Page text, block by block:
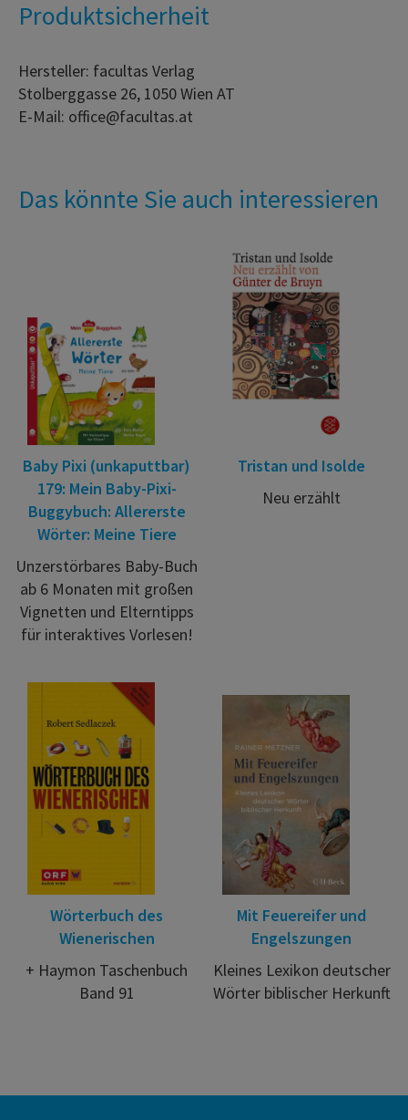
Produktsicherheit
Hersteller: facultas Verlag
Stolberggasse 26, 1050 Wien AT
E-Mail: office@facultas.at
Das könnte Sie auch interessieren
Baby Pixi (unkaputtbar)
179: Mein Baby-Pixi-
Buggybuch: Allererste
Wörter: Meine Tiere
Unzerstörbares Baby-Buch
ab 6 Monaten mit großen
Vignetten und Elterntipps
für interaktives Vorlesen!
Tristan und Isolde
Neu erzählt
Wörterbuch des
Wienerischen
+ Haymon Taschenbuch
Band 91
Mit Feuereifer und
Engelszungen
Kleines Lexikon deutscher
Wörter biblischer Herkunft